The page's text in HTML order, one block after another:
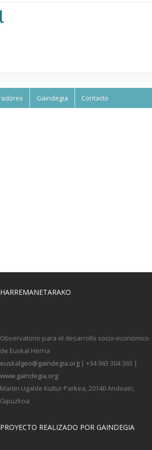
Gaindegia Contacto
HARREMANETARAKO
Observatorio para el desarrollo socio-económico
de Euskal Herria
euskalgeo@gaindegia.org | +34 943 304 365 |
www.gaindegia.org
Martin Ugalde Kultur Parkea, 20140 Andoain,
Gipuzkoa
PROYECTO REALIZADO POR GAINDEGIA